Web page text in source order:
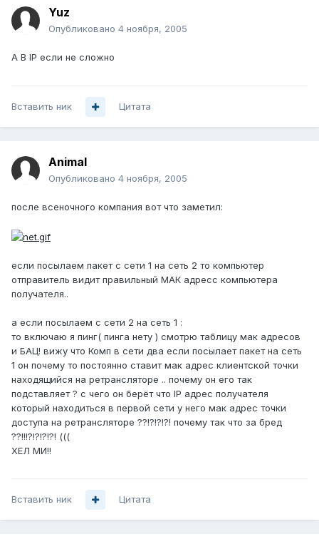
Yuz
Опубликовано 4 ноября, 2005
А В IP если не сложно
Вставить ник Цитата
Animal
Опубликовано 4 ноября, 2005
после всеночного компания вот что заметил:
если посылаем пакет с сети 1 на сеть 2 то компьютер
отправитель видит правильный МАК адресс компьютера
получателя..
а если посылаем с сети 2 на сеть 1 :
то включаю я пинг( пинга нету ) смотрю таблицу мак адресов
и БАЦ! вижу что Комп в сети два если посылает пакет на сеть
1 он почему то постоянно ставит мак адрес клиентской точки
находящийся на ретрансляторе .. почему он его так
подставляет ? с чего он берёт что IP адрес получателя
который находиться в первой сети у него мак адрес точки
доступа на ретрансляторе ??!?!?!?! почему так что за бред
??!!!?!?!?!?! (((
ХЕЛ МИ!!
Вставить ник Цитата